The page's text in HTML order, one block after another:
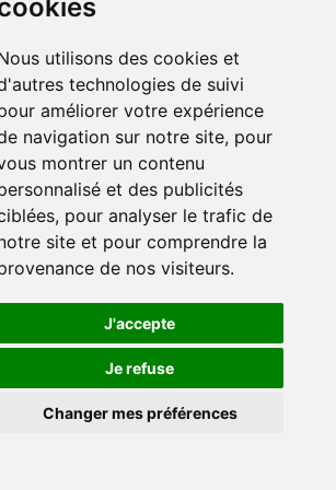
utilisons des cookies et
technologies de suivi
améliorer votre expérience
navigation sur notre site, pour
montrer un contenu
et des publicités
pour analyser le trafic de
site et pour comprendre la
de nos visiteurs.
J'accepte
Je refuse
Changer mes préférences
information)